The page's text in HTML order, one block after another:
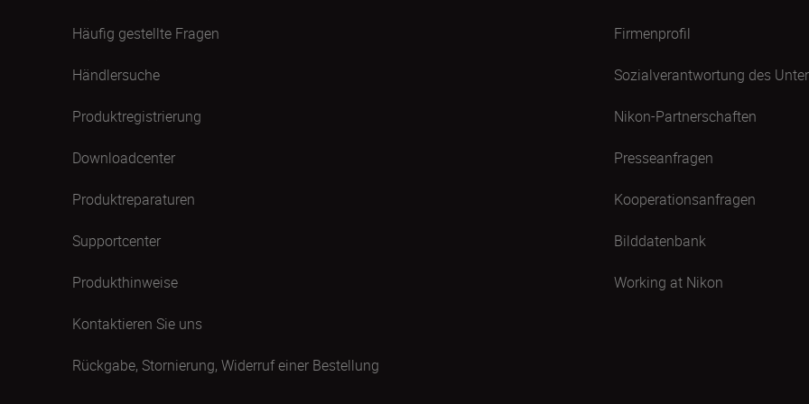
Häufig gestellte Fragen
Händlersuche
Produktregistrierung
Downloadcenter
Produktreparaturen
Supportcenter
Produkthinweise
Kontaktieren Sie uns
Rückgabe, Stornierung, Widerruf einer Bestellung
Firmenprofil
Sozialverantwortung des
Nikon-Partnerschaften
Presseanfragen
Kooperationsanfragen
Bilddatenbank
Working at Nikon